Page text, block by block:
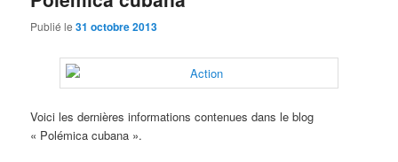
Publié le31 octobre 2013
Voici les dernières informations contenues dans le blog
« Polémica cubana ».